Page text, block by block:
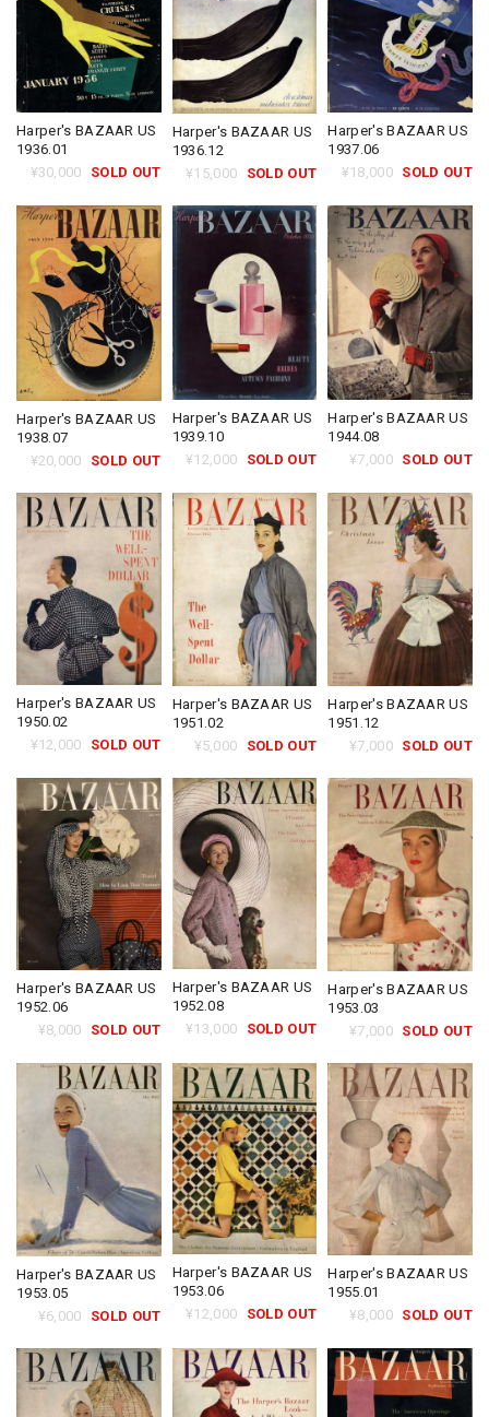
Harper's BAZAAR US
1936.01
¥30,000
SOLD OUT
Harper's BAZAAR US
1936.12
¥15,000
SOLD OUT
Harper's BAZAAR US
1937.06
¥18,000 SOLD OUT
Harper's BAZAAR US
1938.07
¥20,000
SOLD OUT
Harper's BAZAAR US
1939.10
¥12,000
SOLD OUT
Harper's BAZAAR US
1944.08
¥7,000 SOLD OUT
Harper's BAZAAR US
1950.02
¥12,000
SOLD OUT
Harper's BAZAAR US
1951.02
¥5,000
SOLD OUT
Harper's BAZAAR US
1951.12
¥7,000 SOLD OUT
Harper's BAZAAR US
1952.06
¥8,000
SOLD OUT
Harper's BAZAAR US
1952.08
¥13,000
SOLD OUT
Harper's BAZAAR US
1953.03
¥7,000 SOLD OUT
Harper's BAZAAR US
1953.05
¥6,000
SOLD OUT
Harper's BAZAAR US
1953.06
¥12,000
SOLD OUT
Harper's BAZAAR US
1955.01
¥8,000 SOLD OUT